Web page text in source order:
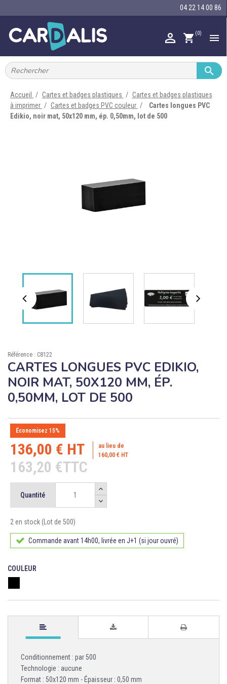
04 22 14 00 86
 shopping_cart (0) 
IMPRIMANTES À BADGES 
CARTE ET BADGE 
Contact

Accueil Cartes et badges plastiques
Cartes et badges plastiques
à imprimer
Cartes et badges PVC couleur
Cartes longues PVC
Edikio, noir mat, 50x120 mm, ép. 0,50mm, lot de 500
Référence : C8122
CARTES LONGUES PVC EDIKIO,
NOIR MAT, 50X120 MM, ÉP.
0,50MM, LOT DE 500
Économisez 15%
136,00 € HT
163,20 €TTC
au lieu de
160,00 € HT
Quantité
2 en stock (Lot de 500)
Commande avant 14h00, livrée en J+1 (si jour ouvré)
COULEUR
Conditionnement : par 500
Technologie : aucune
Format : 50x120 mm - Épaisseur : 0,50 mm